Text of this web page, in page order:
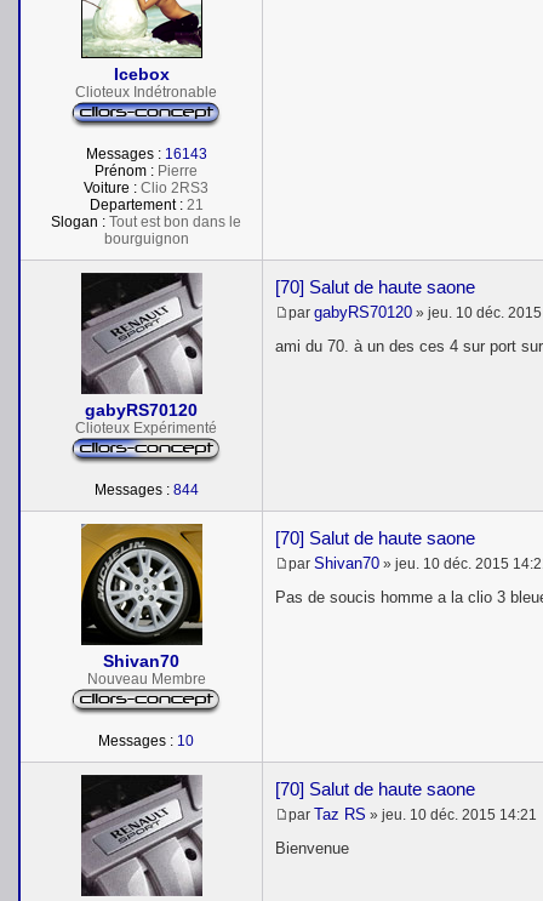
Icebox
Clioteux Indétronable
Messages : 16143
Prénom : Pierre
Voiture : Clio 2RS3
Departement :21
Slogan : Tout est bon dans le
bourguignon
gabyRS70120
Clioteux Expérimenté
Messages : 844
[70] Salut de haute saone
M
e
par gabyRS70120 » jeu. 10 déc.
ami du 70. à un des ces 4 sur port
Shivan70
Nouveau Membre
Messages : 10
[70] Salut de haute saone
M
e
par Shivan70 » jeu. 10 déc. 2015
Pas de soucis homme a la clio 3
[70] Salut de haute saone
M
e
par Taz RS » jeu. 10 déc. 2015 14:21
Bienvenue